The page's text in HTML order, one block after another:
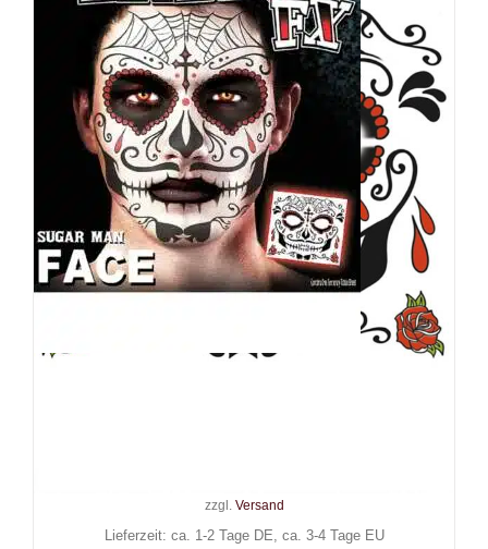
zzgl. Versand
Lieferzeit: ca. 1-2 Tage DE, ca. 3-4 Tage EU